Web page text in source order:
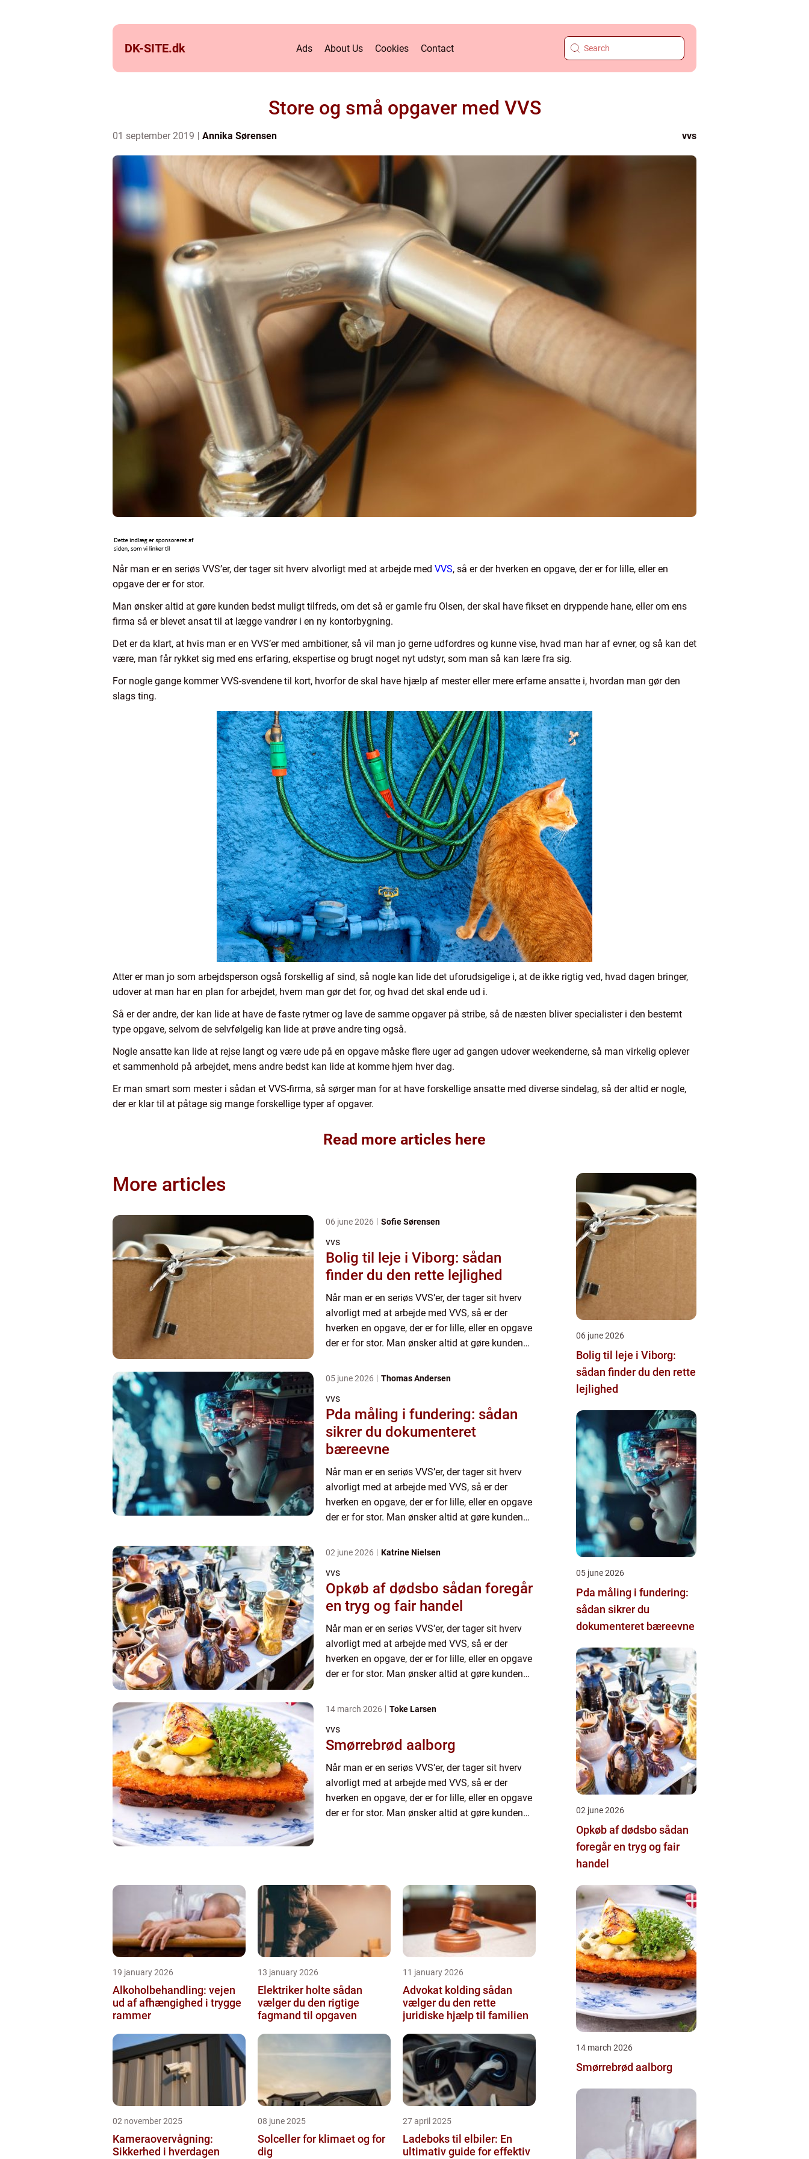
DK-SITE.dk Ads About Us Cookies Contact
Store og små opgaver med VVS
01 september 2019 Annika Sørensen vvs
Når man er en seriøs VVS’er, der tager sit hverv alvorligt med at arbejde med VVS, så er der hverken en opgave, der er for lille, eller en
opgave der er for stor.
Man ønsker altid at gøre kunden bedst muligt tilfreds, om det så er gamle fru Olsen, der skal have fikset en dryppende hane, eller om ens
firma så er blevet ansat til at lægge vandrør i en ny kontorbygning.
Det er da klart, at hvis man er en VVS’er med ambitioner, så vil man jo gerne udfordres og kunne vise, hvad man har af evner, og så kan det
være, man får rykket sig med ens erfaring, ekspertise og brugt noget nyt udstyr, som man så kan lære fra sig.
For nogle gange kommer VVS-svendene til kort, hvorfor de skal have hjælp af mester eller mere erfarne ansatte i, hvordan man gør den
slags ting.
Atter er man jo som arbejdsperson også forskellig af sind, så nogle kan lide det uforudsigelige i, at de ikke rigtig ved, hvad dagen bringer,
udover at man har en plan for arbejdet, hvem man gør det for, og hvad det skal ende ud i.
Så er der andre, der kan lide at have de faste rytmer og lave de samme opgaver på stribe, så de næsten bliver specialister i den bestemt
type opgave, selvom de selvfølgelig kan lide at prøve andre ting også.
Nogle ansatte kan lide at rejse langt og være ude på en opgave måske flere uger ad gangen udover weekenderne, så man virkelig oplever
et sammenhold på arbejdet, mens andre bedst kan lide at komme hjem hver dag.
Er man smart som mester i sådan et VVS-firma, så sørger man for at have forskellige ansatte med diverse sindelag, så der altid er nogle,
der er klar til at påtage sig mange forskellige typer af opgaver.
Read more articles here
More articles
06 june 2026 Sofie Sørensen
vvs
Bolig til leje i Viborg: sådan
finder du den rette lejlighed
Når man er en seriøs VVS’er, der tager sit hverv
alvorligt med at arbejde med VVS, så er der
hverken en opgave, der er for lille, eller en opgave
der er for stor. Man ønsker altid at gøre kunden
05 june 2026 Thomas Andersen
vvs
Pda måling i fundering: sådan
sikrer du dokumenteret
bæreevne
Når man er en seriøs VVS’er, der tager sit hverv
alvorligt med at arbejde med VVS, så er der
hverken en opgave, der er for lille, eller en opgave
der er for stor. Man ønsker altid at gøre kunden
02 june 2026 Katrine Nielsen
vvs
Opkøb af dødsbo sådan foregår
en tryg og fair handel
Når man er en seriøs VVS’er, der tager sit hverv
alvorligt med at arbejde med VVS, så er der
hverken en opgave, der er for lille, eller en opgave
der er for stor. Man ønsker altid at gøre kunden
14 march 2026 Toke Larsen
vvs
Smørrebrød aalborg
Når man er en seriøs VVS’er, der tager sit hverv
alvorligt med at arbejde med VVS, så er der
hverken en opgave, der er for lille, eller en opgave
der er for stor. Man ønsker altid at gøre kunden
19 january 2026
Alkoholbehandling: vejen
ud af afhængighed i trygge
rammer
13 january 2026
Elektriker holte sådan
vælger du den rigtige
fagmand til opgaven
11 january 2026
Advokat kolding sådan
vælger du den rette
juridiske hjælp til familien
02 november 2025
Kameraovervågning:
Sikkerhed i hverdagen
08 june 2025
Solceller for klimaet og for
dig
27 april 2025
Ladeboks til elbiler: En
ultimativ guide for effektiv
06 june 2026
Bolig til leje i Viborg:
sådan finder du den rette
lejlighed
05 june 2026
Pda måling i fundering:
sådan sikrer du
dokumenteret bæreevne
02 june 2026
Opkøb af dødsbo sådan
foregår en tryg og fair
handel
14 march 2026
Smørrebrød aalborg